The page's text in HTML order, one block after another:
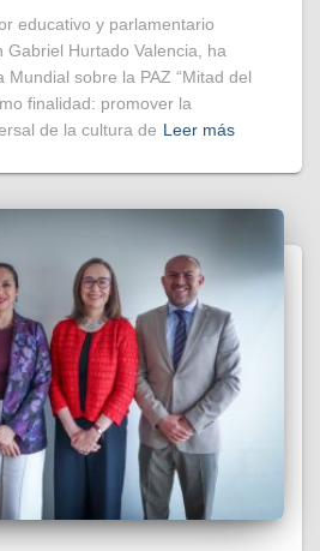
educativo y parlamentario
Gabriel Hurtado Valencia, ha
sobre la PAZ “Mitad del
finalidad: promover la
de la cultura de Leer más